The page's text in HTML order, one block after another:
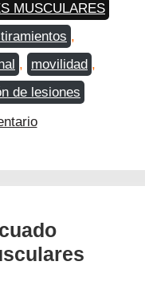
MUSCULARES
,
, movilidad ,
de lesiones